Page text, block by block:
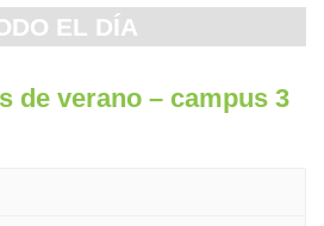
EL DÍA
de verano – campus 3